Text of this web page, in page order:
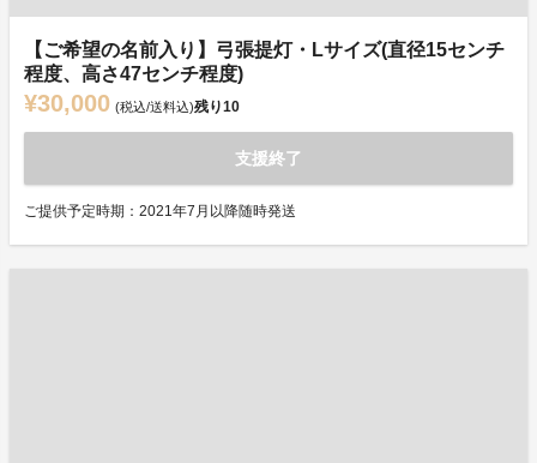
【ご希望の名前入り】弓張提灯・Lサイズ(直径15センチ
程度、高さ47センチ程度)
¥30,000 (税込/送料込)残り10
支援終了
ご提供予定時期：2021年7月以降随時発送